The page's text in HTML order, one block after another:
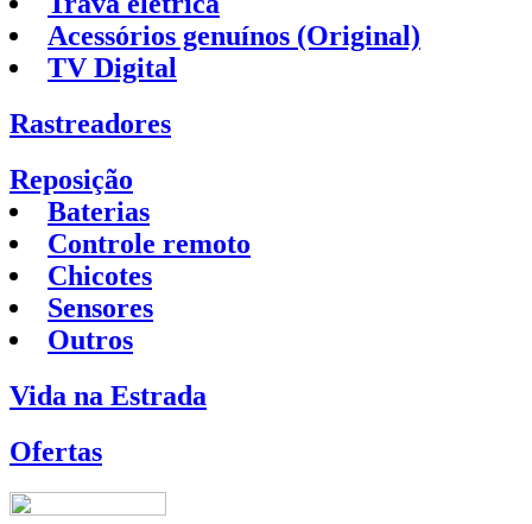
Acessórios genuínos (Original)
TV Digital
Rastreadores
Reposição
Baterias
Controle remoto
Chicotes
Sensores
Outros
Vida na Estrada
Ofertas